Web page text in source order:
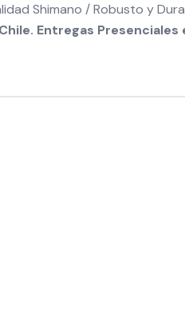
Shimano / Robusto y
Entregas